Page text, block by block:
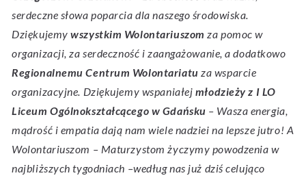
serdeczne słowa poparcia dla naszego środowiska.
Dziękujemywszystkim Wolontariuszom za pomoc w
organizacji, za serdeczność i zaangażowanie, a dodatkowo
Regionalnemu Centrum Wolontariatu za wsparcie
organizacyjne. Dziękujemy wspaniałej młodzieży z I LO
Liceum Ogólnokształcącego w Gdańsku – Wasza energia,
mądrość i empatia dają nam wiele nadziei na lepsze jutro! A
Wolontariuszom – Maturzystom życzymy powodzenia w
najbliższych tygodniach –według nas już dziś celująco